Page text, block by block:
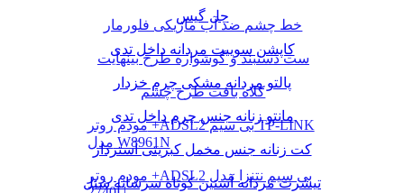
خط چشم ضد آب ماژیکی فلورمار
ست دستبند و گوشواره طرح بینهایت
کلاه بافت طرح چشم
مودم روتر +ADSL2 بی سیم TP-LINK
مدل W8961N
مودم روتر +ADSL2 بی سیم نتنزا مدل
چل گیس
کاپشن سوییت مردانه داخل تدی
پالتو مردانه مشکی چرم خزدار
مانتو زنانه جنس چرم داخل تدی
کت زنانه جنس مخمل کبریتی آستردار
تیشرت مردانه آستین کوتاه سرشانه شنل